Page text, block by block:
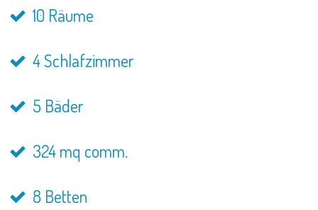
10 Räume
4 Schlafzimmer
5 Bäder
324 mq comm.
8 Betten